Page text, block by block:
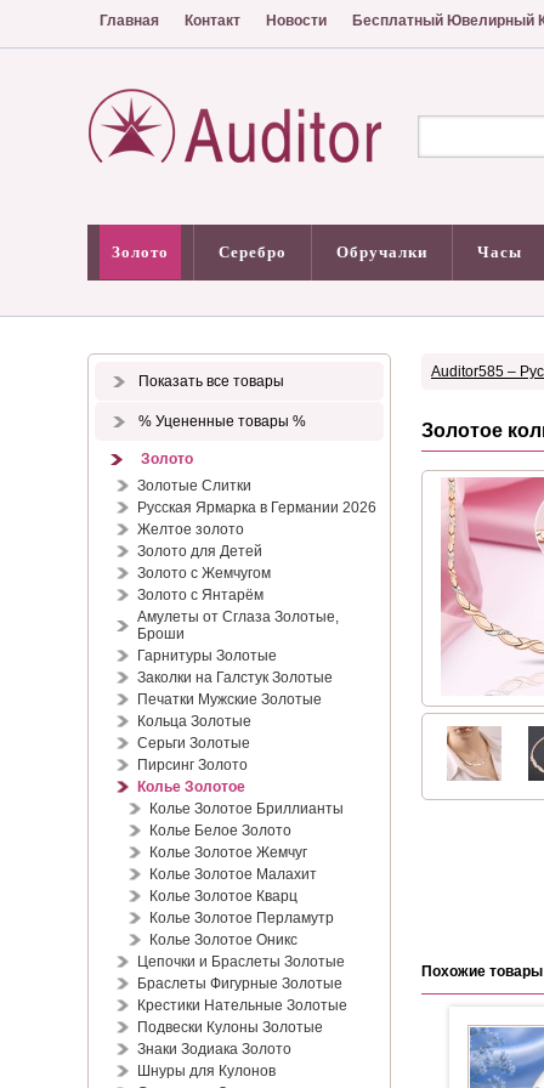
Главная Контакт Новости Бесплатный Ювелирный
Золото Серебро Обручалки Часы
Показать все товары
% Уцененные товары %
Золото
Золотые Слитки
Русская Ярмарка в Германии 2026
Желтое золото
Золото для Детей
Золото с Жемчугом
Золото с Янтарём
Амулеты от Сглаза Золотые,
Броши
Гарнитуры Золотые
Заколки на Галстук Золотые
Печатки Мужские Золотые
Кольца Золотые
Серьги Золотые
Пирсинг Золото
Колье Золотое
Колье Золотое Бриллианты
Колье Белое Золото
Колье Золотое Жемчуг
Колье Золотое Малахит
Колье Золотое Кварц
Колье Золотое Перламутр
Колье Золотое Оникс
Цепочки и Браслеты Золотые
Браслеты Фигурные Золотые
Крестики Нательные Золотые
Подвески Кулоны Золотые
Знаки Зодиака Золото
Шнуры для Кулонов
Auditor585 –
Золотое
Похожие товары